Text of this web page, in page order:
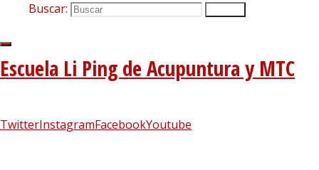
Buscar:
Escuela Li Ping de Acupuntura y MTC
TwitterInstagramFacebookYoutube